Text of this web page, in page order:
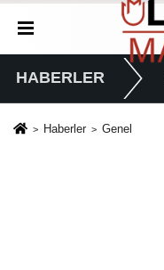
HABERLER
Haberler Genel